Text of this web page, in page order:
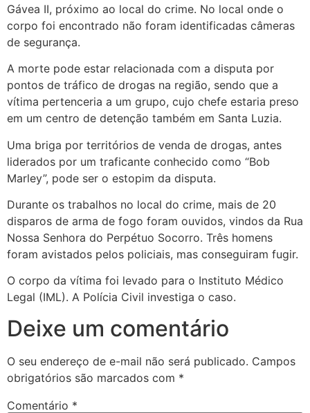
Gávea II, próximo ao local do crime. No local onde o
corpo foi encontrado não foram identificadas câmeras
de segurança.
A morte pode estar relacionada com a disputa por
pontos de tráfico de drogas na região, sendo que a
vítima pertenceria a um grupo, cujo chefe estaria preso
em um centro de detenção também em Santa Luzia.
Uma briga por territórios de venda de drogas, antes
liderados por um traficante conhecido como “Bob
Marley”, pode ser o estopim da disputa.
Durante os trabalhos no local do crime, mais de 20
disparos de arma de fogo foram ouvidos, vindos da Rua
Nossa Senhora do Perpétuo Socorro. Três homens
foram avistados pelos policiais, mas conseguiram fugir.
O corpo da vítima foi levado para o Instituto Médico
Legal (IML). A Polícia Civil investiga o caso.
Deixe um comentário
O seu endereço de e-mail não será publicado. Campos
obrigatórios são marcados com *
Comentário *